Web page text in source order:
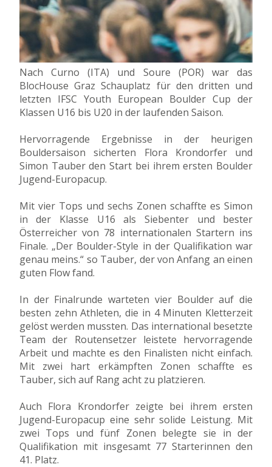
Nach Curno (ITA) und Soure (POR) war das
BlocHouse Graz Schauplatz für den dritten und
letzten IFSC Youth European Boulder Cup der
Klassen U16 bis U20 in der laufenden Saison.
Hervorragende Ergebnisse in der heurigen
Bouldersaison sicherten Flora Krondorfer und
Simon Tauber den Start bei ihrem ersten Boulder
Jugend-Europacup.
Mit vier Tops und sechs Zonen schaffte es Simon
in der Klasse U16 als Siebenter und bester
Österreicher von 78 internationalen Startern ins
Finale. „Der Boulder-Style in der Qualifikation war
genau meins.“ so Tauber, der von Anfang an einen
guten Flow fand.
In der Finalrunde warteten vier Boulder auf die
besten zehn Athleten, die in 4 Minuten Kletterzeit
gelöst werden mussten. Das international besetzte
Team der Routensetzer leistete hervorragende
Arbeit und machte es den Finalisten nicht einfach.
Mit zwei hart erkämpften Zonen schaffte es
Tauber, sich auf Rang acht zu platzieren.
Auch Flora Krondorfer zeigte bei ihrem ersten
Jugend-Europacup eine sehr solide Leistung. Mit
zwei Tops und fünf Zonen belegte sie in der
Qualifikation mit insgesamt 77 Starterinnen den
41. Platz.